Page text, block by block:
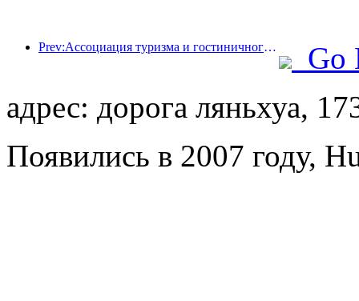
Prev:Ассоциация туризма и гостиничного бизнеса провинции Хайнань предлагает сделать отели временным убежищем для жителей, пострадавших от стихийного бедствия
Go
адрес: дорога ляньхуа,
Появились в 2007 году,